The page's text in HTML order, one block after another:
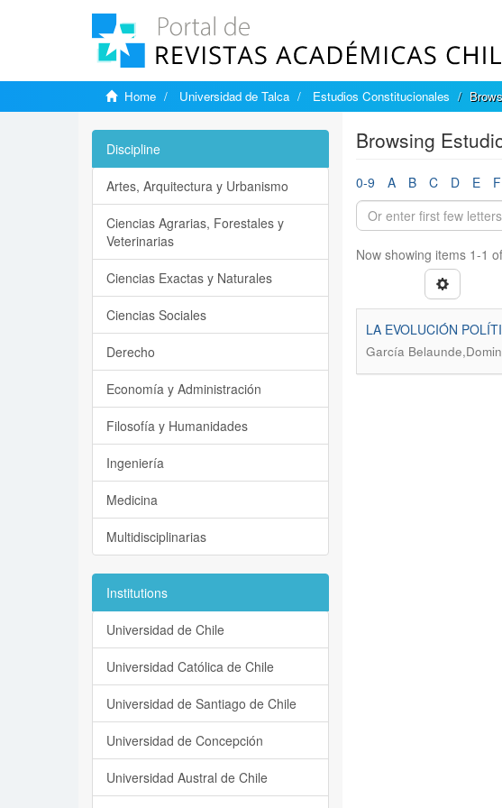
Home Universidad de Talca Estudios Constitucionales
Browsing
0-9 A B C D E F
Now showing items 1-1
LA EVOLUCIÓN
García
Discipline
Artes, Arquitectura y Urbanismo
Ciencias Agrarias, Forestales y
Veterinarias
Ciencias Exactas y Naturales
Ciencias Sociales
Derecho
Economía y Administración
Filosofía y Humanidades
Ingeniería
Medicina
Multidisciplinarias
Institutions
Universidad de Chile
Universidad Católica de Chile
Universidad de Santiago de Chile
Universidad de Concepción
Universidad Austral de Chile